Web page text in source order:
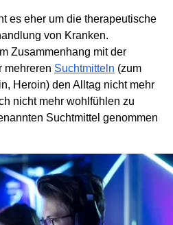
es eher um die therapeutische
von Kranken.
Zusammenhang mit der
mehreren Suchtmitteln (zum
Heroin) den Alltag nicht mehr
nicht mehr wohlfühlen zu
Suchtmittel genommen